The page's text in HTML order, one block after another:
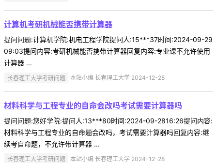
计算机考研机械能否携带计算器
提问问题:计算机学院:机电工程学院提问人:15***37时间:2024-09-29
09:03提问内容:考研机械能否携带计算器回复内容:专业课不允许使用
计算器 ...
长春理工大学考研问题 本站小编 长春理工大学 2024-12-28
材料科学与工程专业的自命会改吗考试需要计算器吗
提问问题:您好学院:提问人:13***80时间:2024-09-2816:26提问内容:
材料科学与工程专业的自命题会改吗，考试需要计算器吗回复内容:继
续考自命题，不允许带计算器 ...
长春理工大学考研问题 本站小编 长春理工大学 2024-12-28